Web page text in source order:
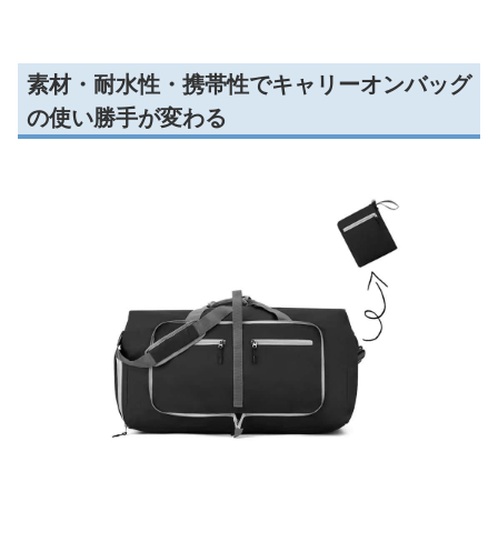
素材・耐水性・携帯性でキャリーオンバッグ
の使い勝手が変わる